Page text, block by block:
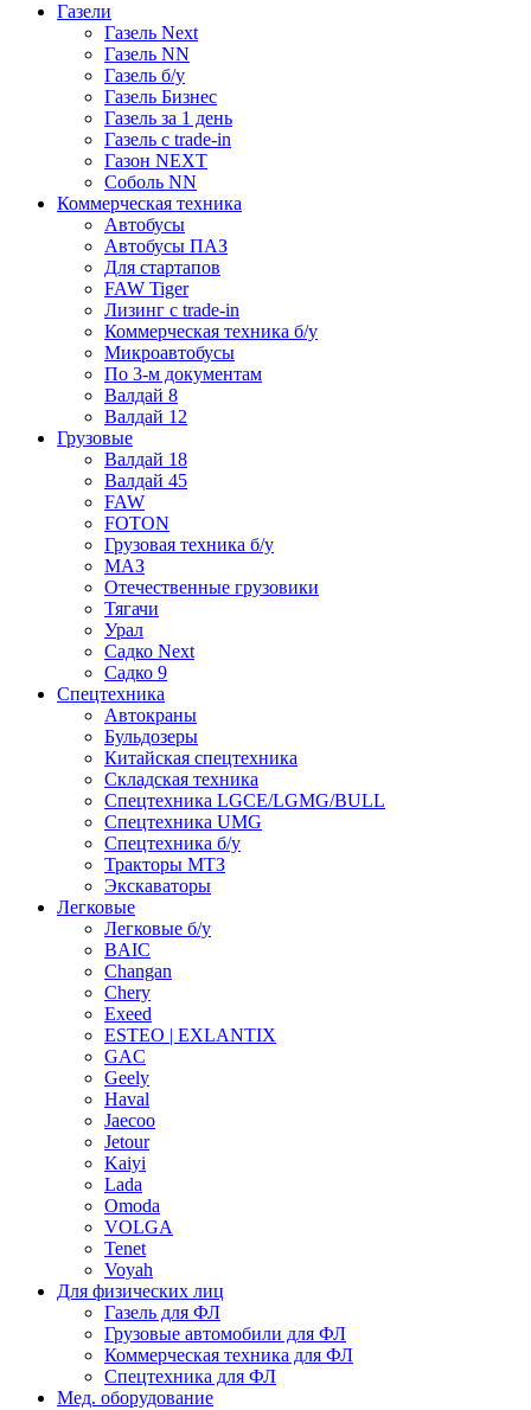
Газели
Газель Next
Газель NN
Газель б/у
Газель Бизнес
Газель за 1 день
Газель с trade-in
Газон NEXT
Соболь NN
Коммерческая техника
Автобусы
Автобусы ПАЗ
Для стартапов
FAW Tiger
Лизинг с trade-in
Коммерческая техника б/у
Микроавтобусы
По 3-м документам
Валдай 8
Валдай 12
Грузовые
Валдай 18
Валдай 45
FAW
FOTON
Грузовая техника б/у
МАЗ
Отечественные грузовики
Тягачи
Урал
Садко Next
Садко 9
Спецтехника
Автокраны
Бульдозеры
Китайская спецтехника
Складская техника
Спецтехника LGCE/LGMG/BULL
Спецтехника UMG
Спецтехника б/у
Тракторы МТЗ
Экскаваторы
Легковые
Легковые б/у
BAIC
Changan
Chery
Exeed
ESTEO | EXLANTIX
GAC
Geely
Haval
Jaecoo
Jetour
Kaiyi
Lada
Omoda
VOLGA
Tenet
Voyah
Для физических лиц
Газель для ФЛ
Грузовые автомобили для ФЛ
Коммерческая техника для ФЛ
Спецтехника для ФЛ
Мед. оборудование